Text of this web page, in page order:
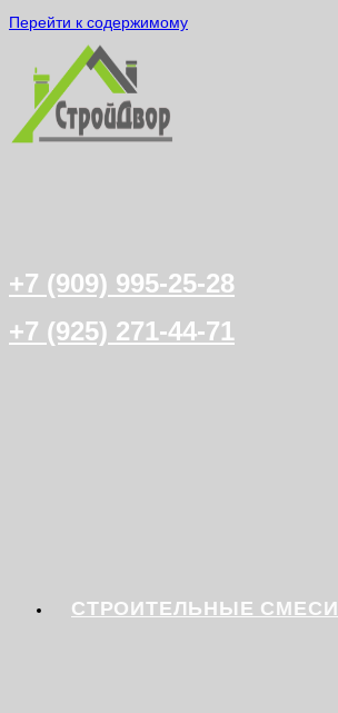
Перейти к содержимому
+7 (909) 995-25-28
+7 (925) 271-44-71
СТРОИТЕЛЬНЫЕ СМЕСИ